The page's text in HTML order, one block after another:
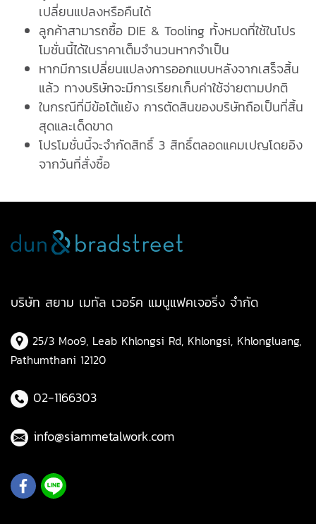
เปลี่ยนแปลงหรือคืนได้
ลูกค้าสามารถซื้อ DIE & Tooling ทั้งหมดที่ใช้ในโปร
โมชั่นนี้ได้ในราคาเต็มจำนวนหากจำเป็น
หากมีการเปลี่ยนแปลงการออกแบบหลังจากเสร็จสิ้น
แล้ว ทางบริษัทจะมีการเรียกเก็บค่าใช้จ่ายตามปกติ
ในกรณีที่มีข้อโต้แย้ง การตัดสินของบริษัทถือเป็นที่สิ้น
สุดและเด็ดขาด
โปรโมชั่นนี้จะจำกัดสิทธิ์ 3 สิทธิ์ตลอดแคมเปญโดยอิง
จากวันที่สั่งซื้อ
บริษัท สยาม เมทัล เวอร์ค แมนูแฟคเจอริ่ง จำกัด
25/3 Moo9, Leab Khlongsi Rd, Khlongsi, Khlongluang,
Pathumthani 12120
02-1166303
info@siammetalwork.com